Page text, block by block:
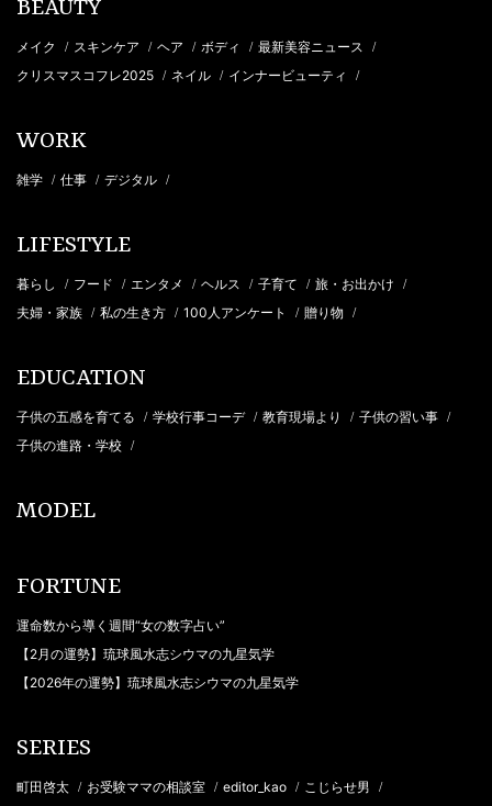
BEAUTY
メイク / スキンケア / ヘア / ボディ / 最新美容ニュース /
クリスマスコフレ2025 / ネイル / インナービューティ /
WORK
雑学 / 仕事 / デジタル /
LIFESTYLE
暮らし / フード / エンタメ / ヘルス / 子育て / 旅・お出かけ /
夫婦・家族 / 私の生き方 / 100人アンケート / 贈り物 /
EDUCATION
子供の五感を育てる / 学校行事コーデ / 教育現場より / 子供の習い事 /
子供の進路・学校 /
MODEL
FORTUNE
運命数から導く週間“女の数字占い”
【2月の運勢】琉球風水志シウマの九星気学
【2026年の運勢】琉球風水志シウマの九星気学
SERIES
町田啓太 / お受験ママの相談室 / editor_kao / こじらせ男 /